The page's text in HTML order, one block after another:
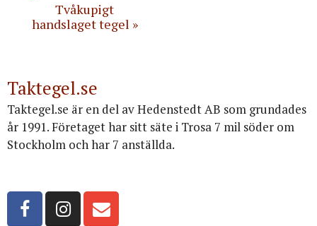
Tvåkupigt
handslaget tegel
Taktegel.se
Taktegel.se är en del av Hedenstedt AB som grundades
år 1991. Företaget har sitt säte i Trosa 7 mil söder om
Stockholm och har 7 anställda.